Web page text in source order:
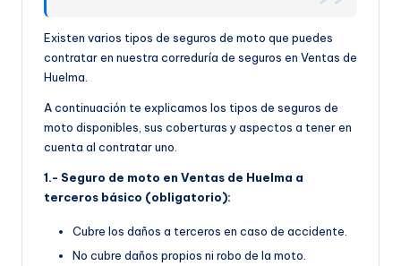
Existen varios tipos de seguros de moto que puedes
contratar en nuestra correduría de seguros en Ventas de
Huelma.
A continuación te explicamos los tipos de seguros de
moto disponibles, sus coberturas y aspectos a tener en
cuenta al contratar uno.
1.- Seguro de moto en Ventas de Huelma a
terceros básico (obligatorio):
Cubre los daños a terceros en caso de accidente.
No cubre daños propios ni robo de la moto.